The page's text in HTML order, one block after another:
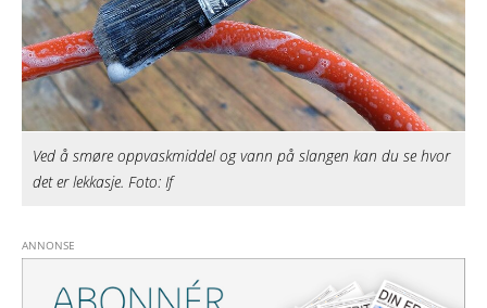
Ved å smøre oppvaskmiddel og vann på slangen kan du se hvor
det er lekkasje. Foto: If